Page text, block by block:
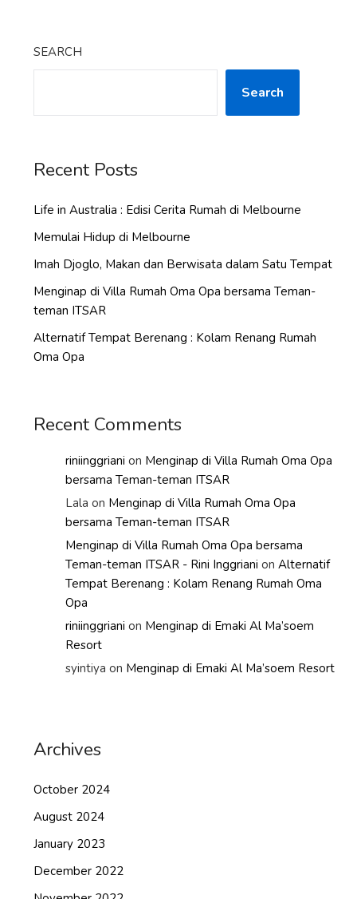
SEARCH
Search
Recent Posts
Life in Australia : Edisi Cerita Rumah di Melbourne
Memulai Hidup di Melbourne
Imah Djoglo, Makan dan Berwisata dalam Satu Tempat
Menginap di Villa Rumah Oma Opa bersama Teman-
teman ITSAR
Alternatif Tempat Berenang : Kolam Renang Rumah
Oma Opa
Recent Comments
riniinggriani on Menginap di Villa Rumah Oma Opa
bersama Teman-teman ITSAR
Lala on Menginap di Villa Rumah Oma Opa
bersama Teman-teman ITSAR
Menginap di Villa Rumah Oma Opa bersama
Teman-teman ITSAR - Rini Inggriani onAlternatif
Tempat Berenang : Kolam Renang Rumah Oma
Opa
riniinggriani on Menginap di Emaki Al Ma’soem
Resort
syintiya on Menginap di Emaki Al Ma’soem Resort
Archives
October 2024
August 2024
January 2023
December 2022